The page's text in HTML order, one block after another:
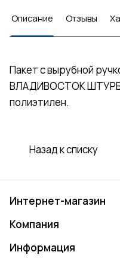
Описание Отзывы
Пакет с вырубной
ВЛАДИВОСТОК
полиэтилен.
Назад к списку
Интернет-магазин
Компания
Информация